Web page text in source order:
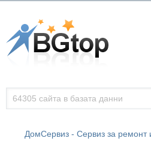
ДомСервиз - Сервиз за ремонт